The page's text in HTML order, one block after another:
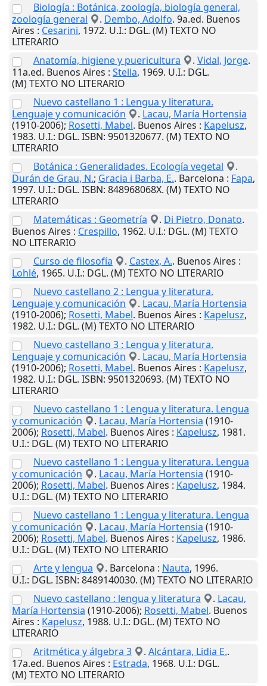
Biología : Botánica, zoología, biología general,
zoología general
. Dembo, Adolfo. 9a.ed. Buenos
Aires : Cesarini, 1972. U.I.: DGL. (M) TEXTO NO
LITERARIO
Anatomía, higiene y puericultura
. Vidal, Jorge.
11a.ed. Buenos Aires : Stella, 1969. U.I.: DGL.
(M) TEXTO NO LITERARIO
Nuevo castellano 1 : Lengua y literatura.
Lenguaje y comunicación
. Lacau, María Hortensia
(1910-2006); Rosetti, Mabel. Buenos Aires : Kapelusz,
1983. U.I.: DGL. ISBN: 9501320677. (M) TEXTO NO
LITERARIO
Botánica : Generalidades. Ecología vegetal
.
Durán de Grau, N.; Gracia i Barba, E.. Barcelona : Fapa,
1997. U.I.: DGL. ISBN: 848968068X. (M) TEXTO NO
LITERARIO
Matemáticas : Geometría
. Di Pietro, Donato.
Buenos Aires : Crespillo, 1962. U.I.: DGL. (M) TEXTO
NO LITERARIO
Curso de filosofía
. Castex, A.. Buenos Aires :
Lohlé, 1965. U.I.: DGL. (M) TEXTO NO LITERARIO
Nuevo castellano 2 : Lengua y literatura.
Lenguaje y comunicación
. Lacau, María Hortensia
(1910-2006); Rosetti, Mabel. Buenos Aires : Kapelusz,
1982. U.I.: DGL. (M) TEXTO NO LITERARIO
Nuevo castellano 3 : Lengua y literatura.
Lenguaje y comunicación
. Lacau, María Hortensia
(1910-2006); Rosetti, Mabel. Buenos Aires : Kapelusz,
1982. U.I.: DGL. ISBN: 9501320693. (M) TEXTO NO
LITERARIO
Nuevo castellano 1 : Lengua y literatura. Lengua
y comunicación
. Lacau, María Hortensia (1910-
2006); Rosetti, Mabel. Buenos Aires : Kapelusz, 1981.
U.I.: DGL. (M) TEXTO NO LITERARIO
Nuevo castellano 1 : Lengua y literatura. Lengua
y comunicación
. Lacau, María Hortensia (1910-
2006); Rosetti, Mabel. Buenos Aires : Kapelusz, 1984.
U.I.: DGL. (M) TEXTO NO LITERARIO
Nuevo castellano 1 : Lengua y literatura. Lengua
y comunicación
. Lacau, María Hortensia (1910-
2006); Rosetti, Mabel. Buenos Aires : Kapelusz, 1986.
U.I.: DGL. (M) TEXTO NO LITERARIO
Arte y lengua
. Barcelona : Nauta, 1996.
U.I.: DGL. ISBN: 8489140030. (M) TEXTO NO LITERARIO
Nuevo castellano : lengua y literatura
. Lacau,
María Hortensia (1910-2006); Rosetti, Mabel. Buenos
Aires : Kapelusz, 1988. U.I.: DGL. (M) TEXTO NO
LITERARIO
Aritmética y álgebra 3
. Alcántara, Lidia E..
17a.ed. Buenos Aires : Estrada, 1968. U.I.: DGL.
(M) TEXTO NO LITERARIO